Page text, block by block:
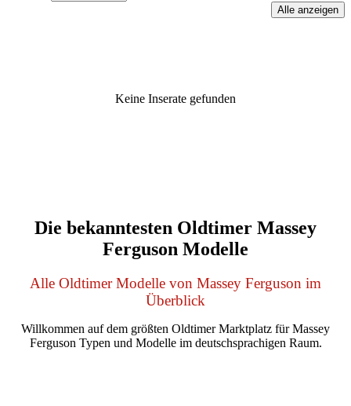
Keine Inserate gefunden
Die bekanntesten Oldtimer Massey
Ferguson Modelle
Alle Oldtimer Modelle von Massey Ferguson im
Überblick
Willkommen auf dem größten Oldtimer Marktplatz für Massey
Ferguson Typen und Modelle im deutschsprachigen Raum.